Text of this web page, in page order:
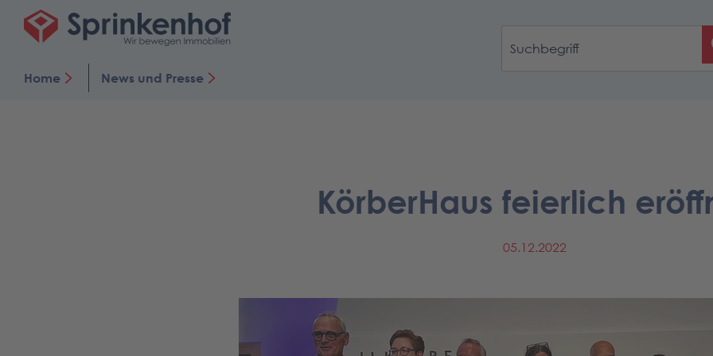
Home News und Presse
KörberHaus feierlich
05.12.2022